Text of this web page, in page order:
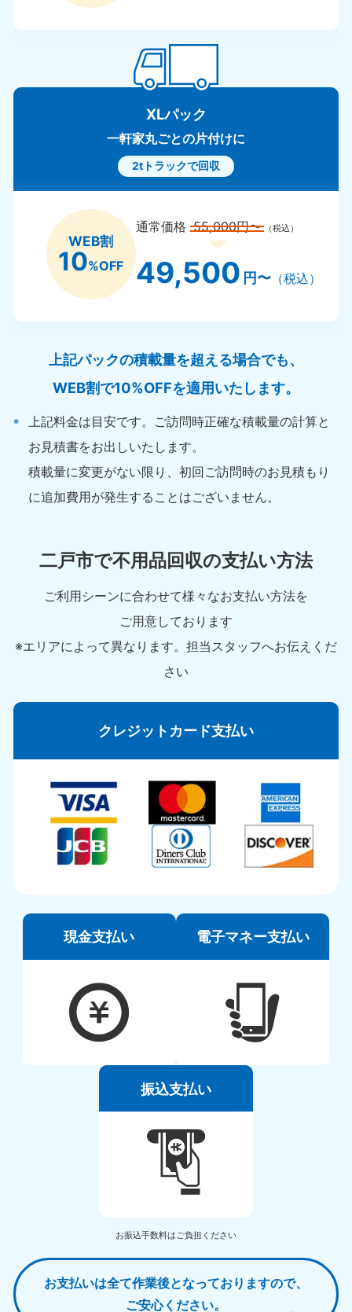
XLパック
一軒家丸ごとの片付けに
2tトラックで回収
WEB割
10%OFF
通常価格55,000円〜 （税込）
49,500 円〜（税込）
上記パックの積載量を超える場合でも、
WEB割で10%OFFを適用いたします。
上記料金は目安です。ご訪問時正確な積載量の計算と
お見積書をお出しいたします。
積載量に変更がない限り、初回ご訪問時のお見積もり
に追加費用が発生することはございません。
二戸市で不用品回収の支払い方法
ご利用シーンに合わせて様々なお支払い方法を
ご用意しております
※エリアによって異なります。担当スタッフへお伝えくだ
さい
クレジットカード支払い
現金支払い 電子マネー支払い
振込支払い
お振込手数料はご負担ください
お支払いは全て作業後となっておりますので、
ご安心ください。